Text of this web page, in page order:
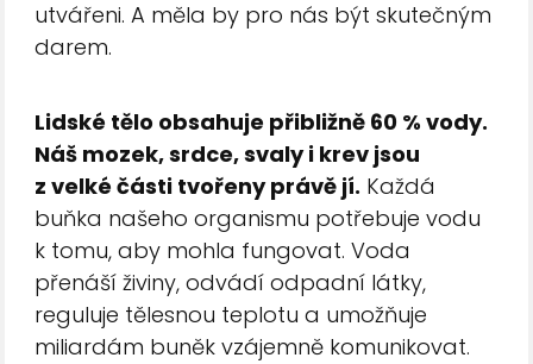
utvářeni. A měla by pro nás být skutečným
darem.
Lidské tělo obsahuje přibližně 60 % vody.
Náš mozek, srdce, svaly i krev jsou
z velké části tvořeny právě jí. Každá
buňka našeho organismu potřebuje vodu
k tomu, aby mohla fungovat. Voda
přenáší živiny, odvádí odpadní látky,
reguluje tělesnou teplotu a umožňuje
miliardám buněk vzájemně komunikovat.